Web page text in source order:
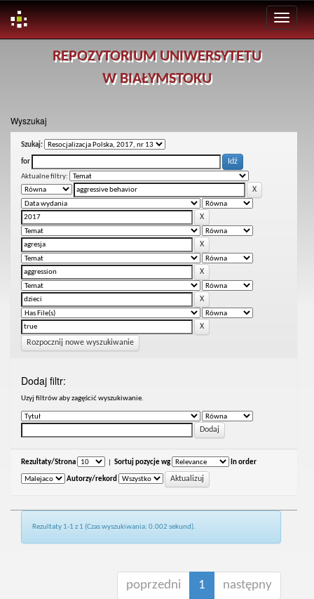
REPOZYTORIUM UNIWERSYTETU
W BIAŁYMSTOKU
Wyszukaj
Szukaj:
for
Aktualne filtry:
Rozpocznij nowe wyszukiwanie
Dodaj filtr:
Uzyj filtrów aby zagęścić wyszukiwanie.
Rezultaty/Strona Sortuj pozycje wg In order
Autorzy/rekord
Rezultaty 1-1 z 1 (Czas wyszukiwania: 0.002 sekund).
poprzedni 1 następny